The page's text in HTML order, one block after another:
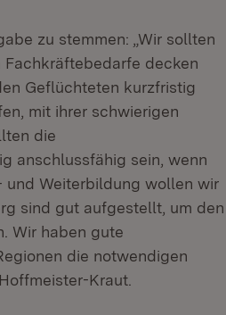
zu stemmen: „Wir sollten
decken
Geflüchteten kurzfristig
mit ihrer schwierigen
die
anschlussfähig sein, wenn
und Weiterbildung wollen wir
sind gut aufgestellt, um den
Wir haben gute
die notwendigen
Kraut.